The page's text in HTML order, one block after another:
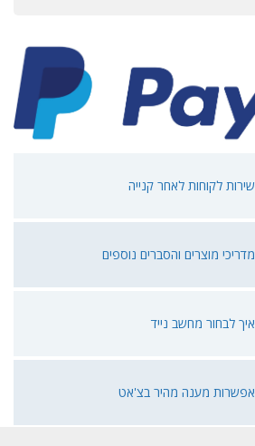
שירות לקוחות לאחר קנייה
מדריכי מוצרים והסברים נוספים
איך לבחור מחשב נייד
אפשרות מענה מהיר בצ'אט